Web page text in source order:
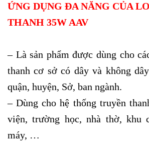
ỨNG DỤNG ĐA NĂNG CỦA
THANH 35W AAV
– Là sản phẩm được dùng cho
thanh cơ sở có dây và không
quận, huyện, Sở, ban ngành.
– Dùng cho hệ thống truyền
viện, trường học, nhà thờ, khu
máy, …